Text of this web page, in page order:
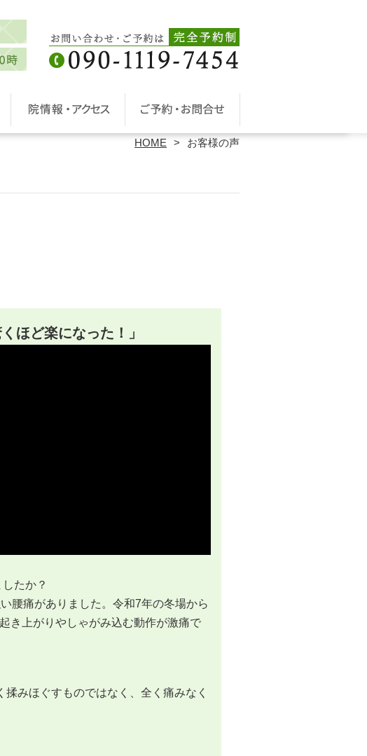
HOME お客様の声
ほど楽になった！」
たか？
腰痛がありました。令和7年の冬場から
き上がりやしゃがみ込む動作が激痛で
みほぐすものではなく、全く痛みなく